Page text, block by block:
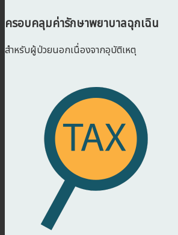
ครอบคลุมค่ารักษาพยาบาลฉุกเฉิน
สำหรับผู้ป่วยนอกเนื่องจากอุบัติเหตุ